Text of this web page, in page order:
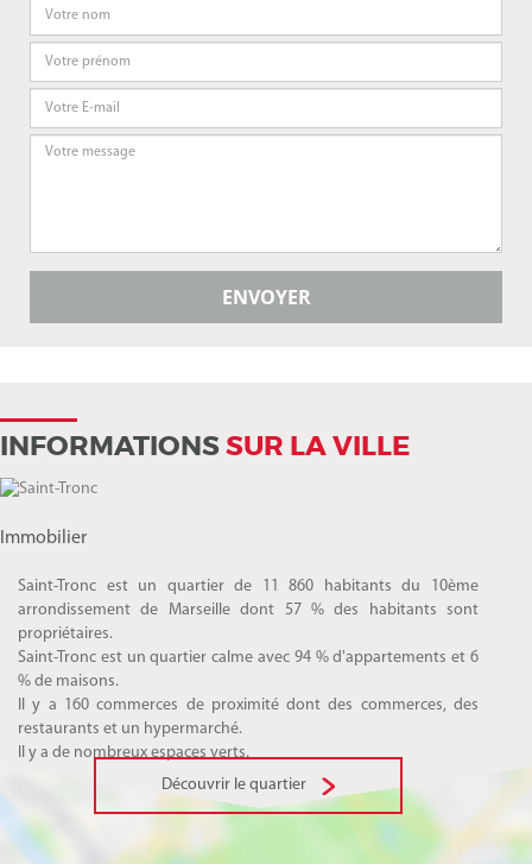
INFORMATIONSSUR LA VILLE
Immobilier
Saint-Tronc est un quartier de 11 860 habitants du 10ème
arrondissement de Marseille dont 57 % des habitants sont
propriétaires.
Saint-Tronc est un quartier calme avec 94 % d'appartements et 6
% de maisons.
Il y a 160 commerces de proximité dont des commerces, des
restaurants et un hypermarché.
Il y a de nombreux espaces verts.
Découvrir le quartier